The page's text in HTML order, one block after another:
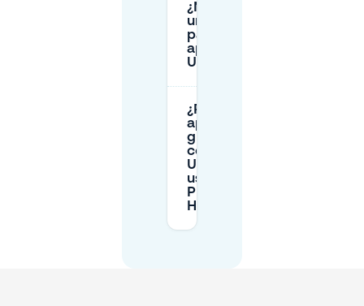
¿Necesito
un permiso
para
aparcar en
Uilebomen?
¿Puedo
aparcar
gratis
cerca de
Uilebomen
usando
P+R en La
Haya?